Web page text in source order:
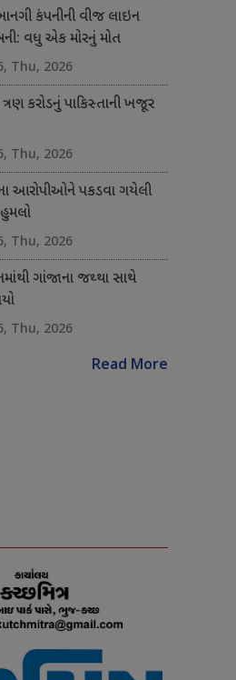
કંપનીની વીજ લાઇન
વધુ એક મોરનું મોત
Thu, 2026
કરોડનું પાકિસ્તાની ખજૂર
Thu, 2026
આરોપીઓને પકડવા ગયેલી
Thu, 2026
ગાંજાના જથ્થા સાથે
Thu, 2026
Read More